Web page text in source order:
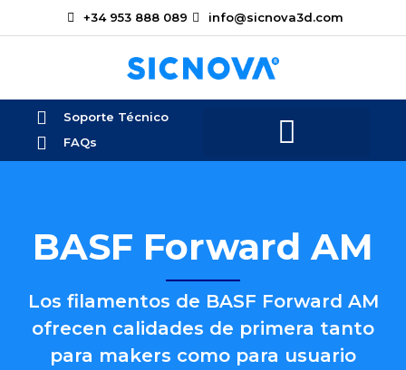
+34 953 888 089 info@sicnova3d.com
Soporte Técnico
FAQs
BASF Forward AM
Los filamentos de BASF Forward AM
ofrecen calidades de primera tanto
para makers como para usuario